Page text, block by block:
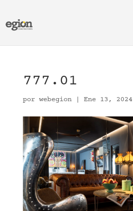
777.01
por webegion| Ene 13, 2024